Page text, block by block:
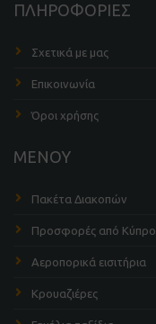
ΠΛΗΡΟΦΟΡΙΕΣ
Σχετικά με μας
Επικοινωνία
Όροι χρήσης
ΜΕΝΟΥ
Πακέτα Διακοπών
Προσφορές από Κύπρο
Αεροπορικά εισιτήρια
Κρουαζιέρες